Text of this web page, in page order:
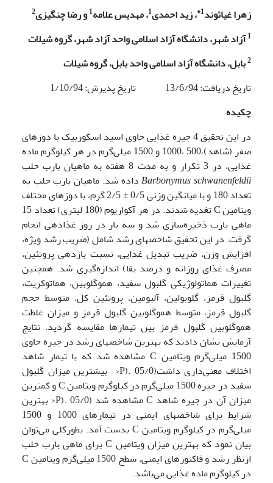
زهرا غیاثوند1* ، زید احمدی1،مهدیس علامه1و رضا چنگیزی2
1آزاد شهر، دانشگاه آزاد اسلامی واحد آزاد شهر، گروه شیلات
2بابل، دانشگاه آزاد اسلامی واحد بابل، گروه شیلات
تاریخ دریافت: 13/6/94 تاریخ پذیرش: 1/10/94
چکیده
در این تحقیق 4 جیره غذایی حاوی اسید اسکوربیک با دوزهای
صفر (شاهد)،500 ،1000 و 1500 میلی‌گرم در هر کیلوگرم ماده
غذایی، در 3 تکرار و به مدت 8 هفته به ماهیان بارب حلب
Barbonymus schwanenfeldiiداده شد. ماهیان بارب حلب به
تعداد 180 و با میانگین وزنی 0/5 ± 2/5 گرم، با دوزهای مختلف
ویتامین C تغذیه شدند. در هر آکواریوم (180 لیتری) تعداد 15
ماهی بارب ذخیره‌سازی شد و سه بار در روز غذادهی انجام
گرفت. در این تحقیق شاخصهای رشد شامل (ضریب رشد ویژه،
افزایش وزن، ضریب تبدیل غذایی، نسبت بازدهی پروتئین،
مصرف غذای روزانه و درصد بقا) اندازه‌گیری شد. همچنین
تغییرات هماتولوژیکی گلبول سفید، هموگلوبین، هماتوکریت،
گلبول قرمز، گلوبولین، آلبومین، پروتئین کل، متوسط حجم
گلبول قرمز، متوسط هموگلوبین گلبول قرمز و میزان غلظت
هموگلوبین گلبول قرمز بین تیمارها مقایسه گردید. نتایج
آزمایش نشان دادند که بهترین شاخصهای رشد در جیره حاوی
1500 میلی‌گرم ویتامین C مشاهده شد که با تیمار شاهد
اختلاف معنی‌داری داشت(05/0 .(P< بیشترین میزان گلبول
سفید در جیره 1500 میلی‌گرم در کیلوگرم ویتامین C و کمترین
میزان آن در جیره شاهد C مشاهده شد (05/0 .(P< بهترین
شرایط برای شاخصهای ایمنی در تیمارهای 1000 و 1500
میلی‌گرم در کیلوگرم ویتامین C بدست آمد. بطورکلی می‌توان
بیان نمود که بهترین میزان ویتامین C برای ماهی بارب حلب
ازنظر رشد و فاکتورهای ایمنی، سطح 1500 میلی‌گرم ویتامین C
در کیلوگرم ماده غذایی می‌باشد.